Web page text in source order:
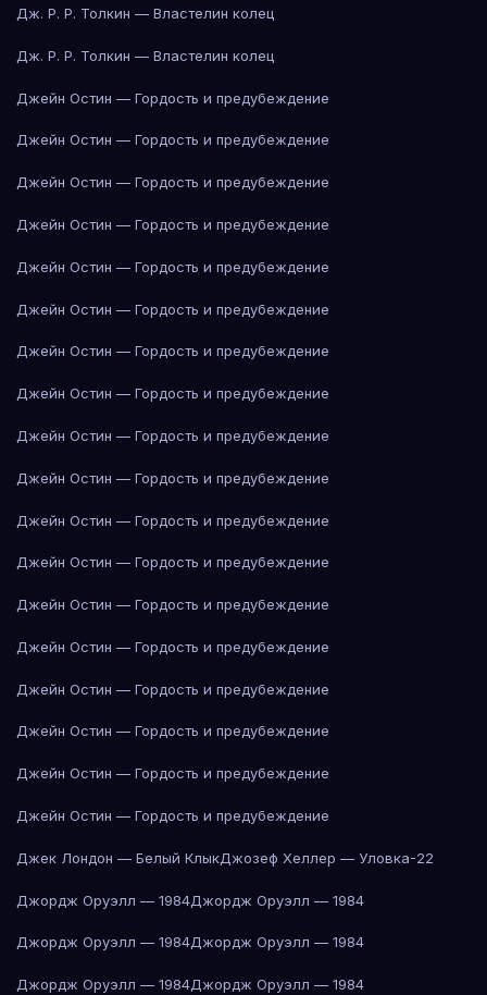
Дж. Р. Р. Толкин — Властелин колец
Дж. Р. Р. Толкин — Властелин колец
Джейн Остин — Гордость и предубеждение
Джейн Остин — Гордость и предубеждение
Джейн Остин — Гордость и предубеждение
Джейн Остин — Гордость и предубеждение
Джейн Остин — Гордость и предубеждение
Джейн Остин — Гордость и предубеждение
Джейн Остин — Гордость и предубеждение
Джейн Остин — Гордость и предубеждение
Джейн Остин — Гордость и предубеждение
Джейн Остин — Гордость и предубеждение
Джейн Остин — Гордость и предубеждение
Джейн Остин — Гордость и предубеждение
Джейн Остин — Гордость и предубеждение
Джейн Остин — Гордость и предубеждение
Джейн Остин — Гордость и предубеждение
Джейн Остин — Гордость и предубеждение
Джейн Остин — Гордость и предубеждение
Джейн Остин — Гордость и предубеждение
Джек Лондон — Белый КлыкДжозеф Хеллер — Уловка-22
Джордж Оруэлл — 1984Джордж Оруэлл — 1984
Джордж Оруэлл — 1984Джордж Оруэлл — 1984
Джордж Оруэлл — 1984Джордж Оруэлл — 1984